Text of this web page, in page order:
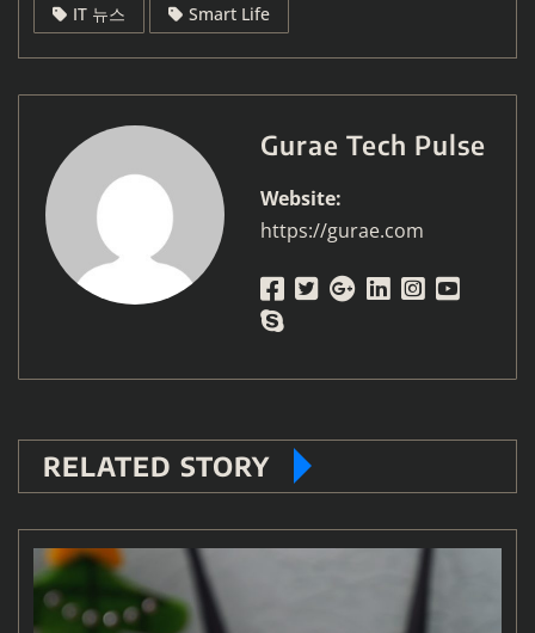
IT 뉴스 Smart Life
Gurae Tech Pulse
Website:
https://gurae.com
RELATED STORY